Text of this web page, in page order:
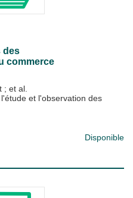
des
commerce
; et al.
et l'observation des
Disponible